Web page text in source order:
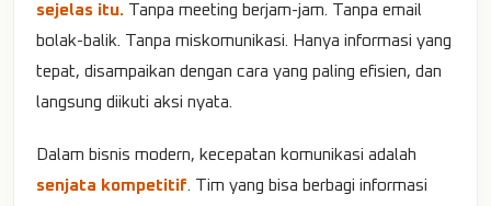
sejelas itu. Tanpa meeting berjam-jam. Tanpa email
bolak-balik. Tanpa miskomunikasi. Hanya informasi yang
tepat, disampaikan dengan cara yang paling efisien, dan
langsung diikuti aksi nyata.
Dalam bisnis modern, kecepatan komunikasi adalah
senjata kompetitif . Tim yang bisa berbagi informasi